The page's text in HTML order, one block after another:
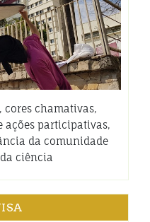
cores chamativas,
ações participativas,
da comunidade
ciência